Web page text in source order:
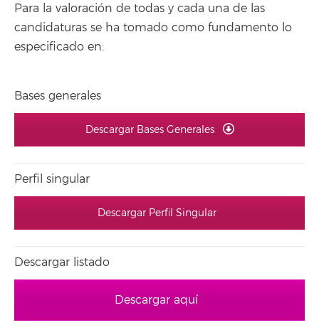
Para la valoración de todas y cada una de las
candidaturas se ha tomado como fundamento lo
especificado en:
Bases generales
Descargar Bases Generales
Perfil singular
Descargar Perfil Singular
Descargar listado
Descargar aquí